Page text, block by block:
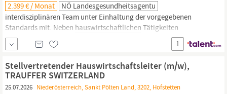
2.399 € / Monat
NÖ Landesgesundheitsagentu
interdisziplinären Team unter Einhaltung der vorgegebenen
Standards mit. Neben hauswirtschaftlichen Tätigkeiten
unterstützen Sie bei der Basisversorgung und Betreuung unserer
Bewohnerinnen und Bewohner. Unser Angebot: Eine
abwechslungsreiche Tätigkeit in einem zukunftssicheren
Unternehmen Regelmäßige Aus-, Fort- und Weiterbildungen Ein
umfangreiches...
1
Stellvertretender Hauswirtschaftsleiter (m/w),
TRAUFFER SWITZERLAND
25.07.2026 Niederösterreich, Sankt Pölten Land, 3202, Hofstetten